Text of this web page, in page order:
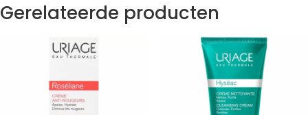
Gerelateerde producten